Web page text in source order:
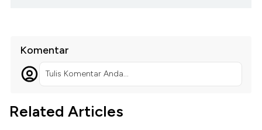
Komentar
Tulis Komentar Anda...
Related Articles